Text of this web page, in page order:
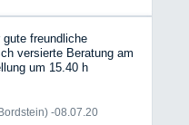
freundliche
versierte Beratung am
um 15.40 h
-08.07.20